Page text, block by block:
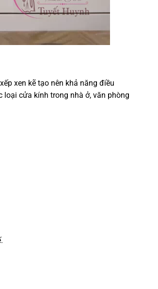
xen kẽ tạo nên khả năng điều
loại cửa kính trong nhà ở, văn phòng